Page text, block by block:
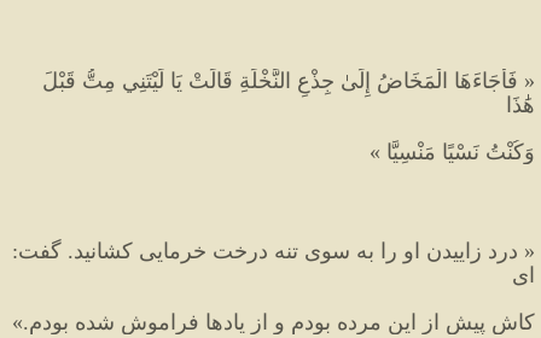
هَٰذَا
وَكُنْتُ نَسْيًا مَنْسِيًّا »
اى
كاش پيش از اين مرده بودم و از يادها فراموش شده بودم.»